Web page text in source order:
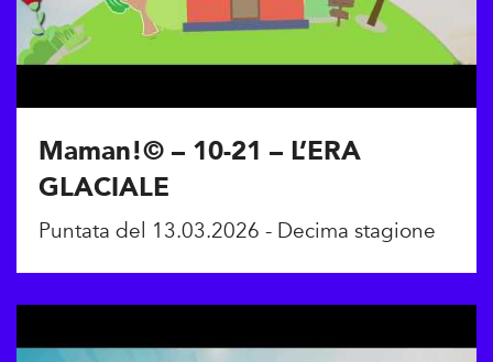
Maman!© – 10-21 – L’ERA
GLACIALE
Puntata del 13.03.2026 - Decima stagione